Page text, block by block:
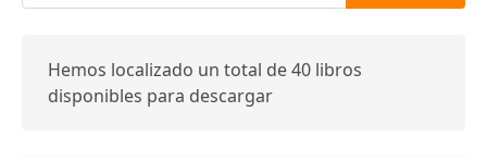
Hemos localizado un total de 40 libros
disponibles para descargar